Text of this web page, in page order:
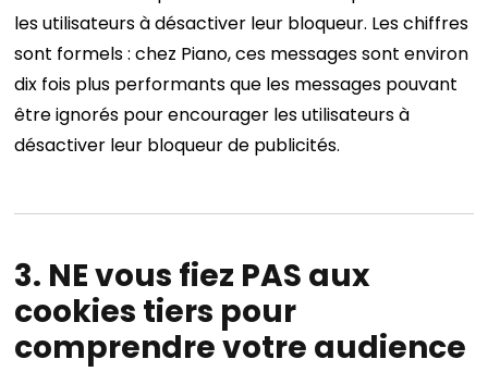
les utilisateurs à désactiver leur bloqueur. Les chiffres
sont formels : chez Piano, ces messages sont environ
dix fois plus performants que les messages pouvant
être ignorés pour encourager les utilisateurs à
désactiver leur bloqueur de publicités.
3. NE vous fiez PAS aux
cookies tiers pour
comprendre votre audience